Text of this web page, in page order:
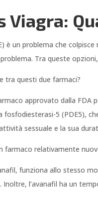
Viagra:
è un problema che
Tra queste
tra questi due farmaci?
approvato dalla FDA
fosfodiesterasi-5 (PDE5),
sessuale e la sua
farmaco relativamente
funziona allo stesso
l’avanafil ha un